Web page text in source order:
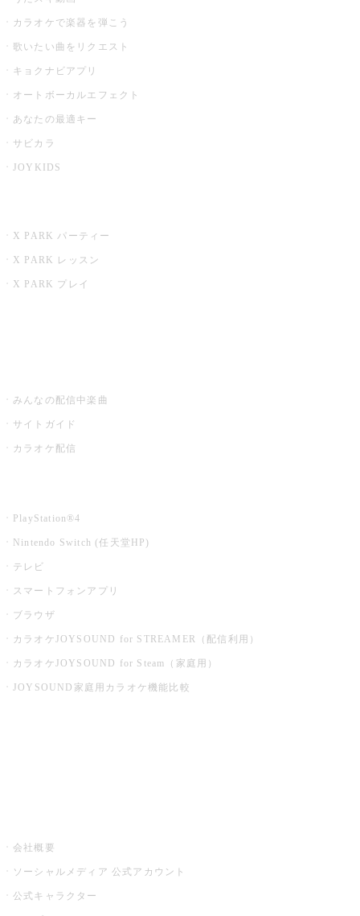
カラオケで楽器を弾こう
歌いたい曲をリクエスト
キョクナビアプリ
オートボーカルエフェクト
あなたの最適キー
サビカラ
JOYKIDS
X PARK パーティー
X PARK レッスン
X PARK プレイ
みんなの配信中楽曲
サイトガイド
カラオケ配信
PlayStation®4
Nintendo Switch (任天堂HP)
テレビ
スマートフォンアプリ
ブラウザ
カラオケJOYSOUND for STREAMER（配信利用）
カラオケJOYSOUND for Steam（家庭用）
JOYSOUND家庭用カラオケ機能比較
会社概要
ソーシャルメディア 公式アカウント
公式キャラクター